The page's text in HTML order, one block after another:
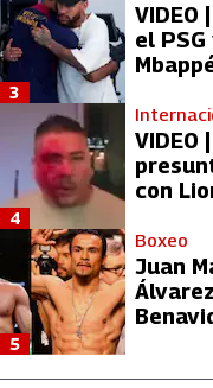
VIDEO
el
3
VIDEO
con
4
Boxeo
Juan
5